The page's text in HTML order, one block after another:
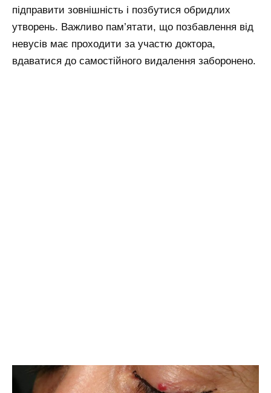
підправити зовнішність і позбутися обридлих
утворень. Важливо пам’ятати, що позбавлення від
невусів має проходити за участю доктора,
вдаватися до самостійного видалення заборонено.